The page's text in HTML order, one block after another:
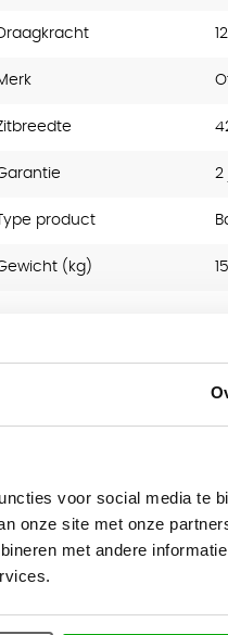
voor social media te
onze site met onze
met andere
2
product
(kg) 15